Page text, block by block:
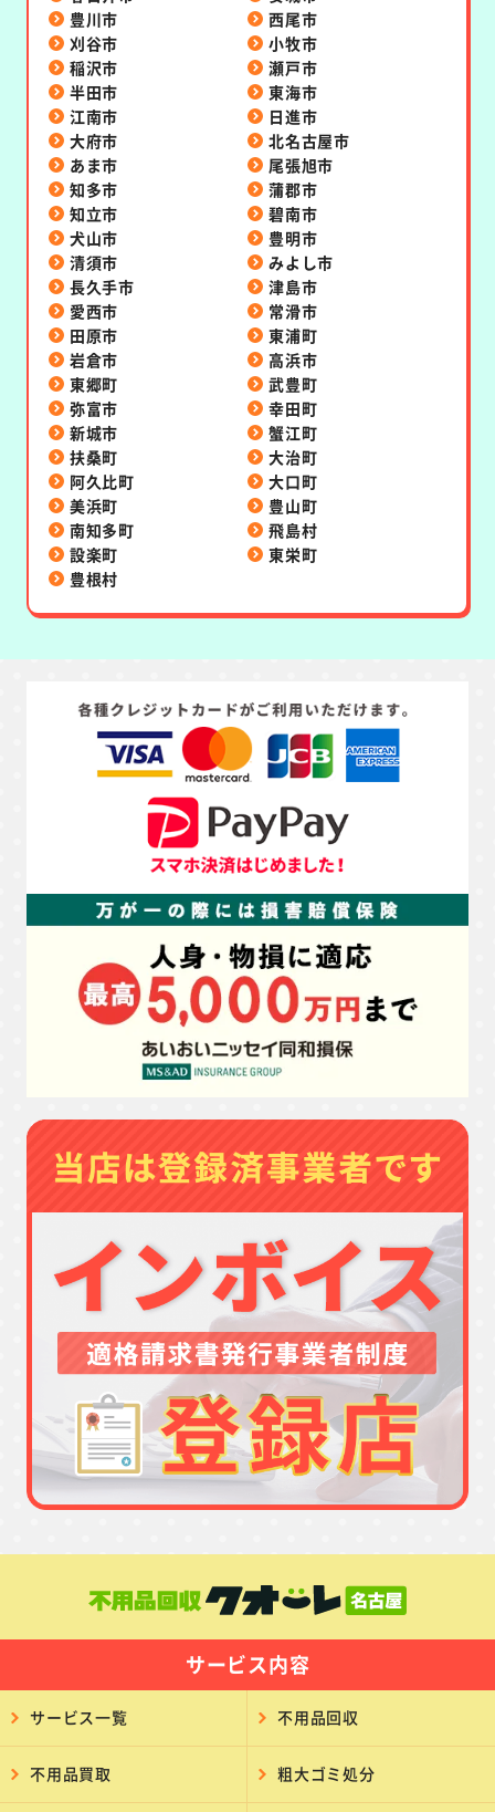
豊川市
西尾市
刈谷市
小牧市
稲沢市
瀬戸市
半田市
東海市
江南市
日進市
大府市
北名古屋市
あま市
尾張旭市
知多市
蒲郡市
知立市
碧南市
犬山市
豊明市
清須市
みよし市
長久手市
津島市
愛西市
常滑市
田原市
東浦町
岩倉市
高浜市
東郷町
武豊町
弥富市
幸田町
新城市
蟹江町
扶桑町
大治町
阿久比町
大口町
美浜町
豊山町
南知多町
飛島村
設楽町
東栄町
豊根村
サービス内容
サービス一覧 不用品回収
不用品買取 粗大ゴミ処分